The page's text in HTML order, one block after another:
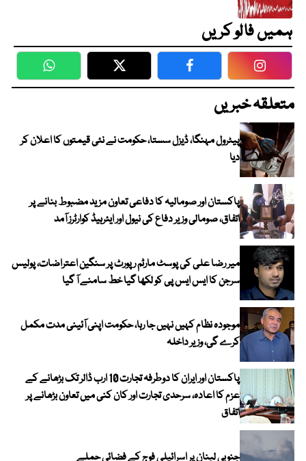
ہمیں فالو کریں
WhatsApp Twitter Facebook
متعلقہ خبریں
پیٹرول مہنگا، ڈیزل سستا، حکومت نے نئی قیمتوں کا اعلان کر
دیا
پاکستان اور صومالیہ کا دفاعی تعاون مزید مضبوط بنانے پر
اتفاق، صومالی وزیر دفاع کی نیول اور ایئرہیڈ کوارٹرز آمد
میر رضا علی کی پوسٹ مارٹم رپورٹ پر سنگین اعتراضات، پولیس
سرجن کا ایس ایس پی کو لکھا گیا خط سامنے آ گیا
موجودہ نظام کہیں نہیں جا رہا، حکومت اپنی آئینی مدت مکمل
کرے گی، وزیر داخلہ
پاکستان اور ایران کا دوطرفہ تجارت 10 ارب ڈالر تک بڑھانے کے
عزم کا اعادہ، سرحدی تجارت اور کان کنی میں تعاون بڑھانے پر
اتفاق
جنوبی لبنان پر اسرائیلی فوج کے فضائی حملے